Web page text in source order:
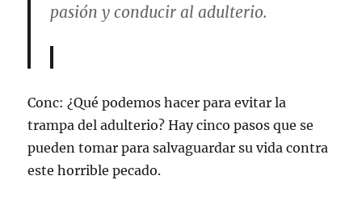
pasión y conducir al adulterio.
Conc: ¿Qué podemos hacer para evitar la
trampa del adulterio? Hay cinco pasos que se
pueden tomar para salvaguardar su vida contra
este horrible pecado.